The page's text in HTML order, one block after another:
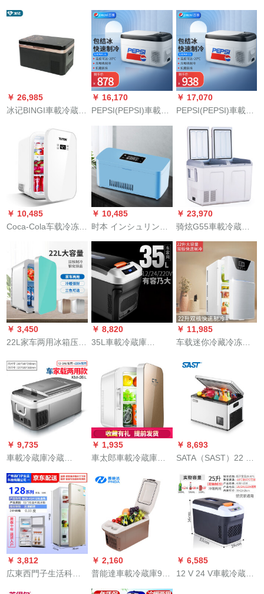
小型单门ミニ冷蔵庫
K24-12V/24V车
载/220V家用-車家兼
制冷小冰箱
用ミニ冷蔵庫冷热箱
便利式美妆冰箱宿舍
冰箱母乳冰箱
MOBICOOLT20加家
用转换器 12V/220V两
用
￥ 26,985
冰记BINGI車載冷蔵庫
24L"凡尔赛“迷你小冰
￥ 16,170
PEPSI(PEPSI)車載冷
蔵庫压缩机車家兼用
车冰箱 18L車家兼用
￥ 17,070
PEPSI(PEPSI)車載冷
冰12V24V直流变频小
冰箱 （25L車家兼用
￥ 10,485
Coca-Cola车载冷冻冰
你小冰箱母乳美妆冷
藏宿舍小冰箱冷冻款
数显温控（家用款代
工厂定制）
￥ 10,485
时本 インシュリン冷
藏盒冰箱生长干扰素
疫苗冷藏箱药箱便利
式可充电式随身USB
小型車載冷蔵庫制冷
車家兼用 特大号蓝色
(续航约7时)【裸机
+电池】
￥ 23,970
骑炫G55車載冷蔵庫
压缩机制冷双开门大
货车冷藏冷冻車家兼
用宿舍办公室户外旅
行冷冻冷藏小冰箱12V
24V
￥ 3,450
22L家车两用冰箱压缩
机小型钢化玻璃面冷
藏箱 10L蓝条冷暖箱
家车两用
￥ 8,820
35L車載冷蔵庫
迷你小型家用制冷车
家冷热暖两用 35L数
显双核12V、
24V/220V 中
￥ 11,985
车载迷你冷藏冷冻分
大容量小型車家兼用
不结霜宿舍出租房单
人mini双核双门货车
20L双核双门（银色）
数控款
￥ 9,735
車載冷蔵庫冷蔵
GLE 350 GLE 450 S
300 C 300はミニグレ
ー26リットルの自家
用車を適用します。
￥ 1,935
車太郎車載冷蔵庫車
学生寮便利小型ミニ
冷蔵庫車載双核冷暖
恒温冷蔵庫車載冷温
10 Lシャンパンゴー
ルド（車家兼用）
￥ 8,693
SATA（SAST）22 L
凍庫12 V 24 Vデジタ
ル自動車トラック冷
凍庫（冷凍庫は-22度
まで）
￥ 3,812
広東西門子生活科学
￥ 2,160
普能達車載冷蔵庫9 L
便利冷蔵ミニ冷蔵庫
￥ 6,585
12 V 24 V車載冷蔵庫